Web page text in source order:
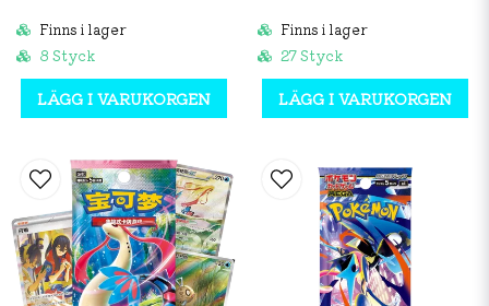
Finns i lager
8 Styck
LÄGG I VARUKORGEN
Finns i lager
27 Styck
LÄGG I VARUKORGEN